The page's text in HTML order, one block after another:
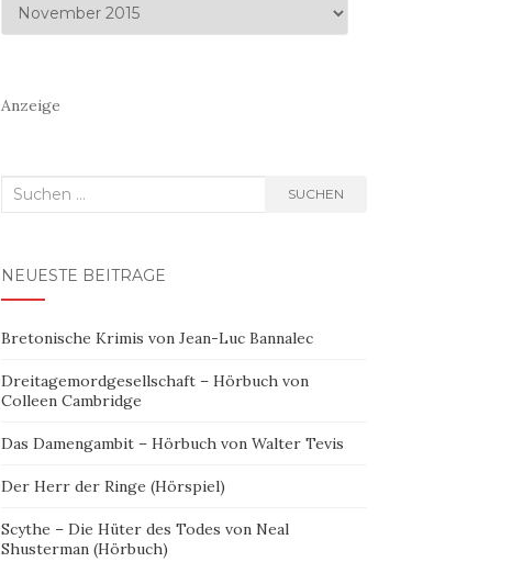
Archiv
Anzeige
Suchen
SUCHEN
NEUESTE BEITRÄGE
Bretonische Krimis von Jean-Luc Bannalec
Dreitagemordgesellschaft – Hörbuch von
Colleen Cambridge
Das Damengambit – Hörbuch von Walter Tevis
Der Herr der Ringe (Hörspiel)
Scythe – Die Hüter des Todes von Neal
Shusterman (Hörbuch)